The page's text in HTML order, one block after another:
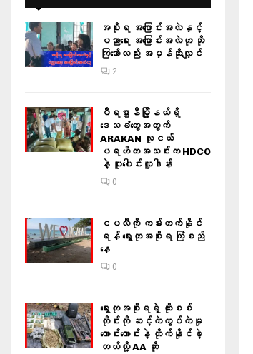
အစိုးရ အပြောင်းအလဲနှင့်
ပညာရေး အပြောင်းအလဲဟု ဆို
ကြသော်လည်း အမှန်ဆိုလျှင်
2
ဝီရဌာနီမြို့နယ်ရှိ‌
ဒေသခံတွေအတွက်
ARAKAN လူငယ်
ပရဟိတအသင်းက HDCO
နဲ့ ပူးပေါင်းလှူဒါန်း
0
ငပလီကို ကမ်းတက်နိုင်
ရန် ရွေးတုအစိုးရ ကြံစည်
နေ
0
ရွေးတုအစိုးရရဲ့ ထိုးစစ်
တိုင်းကို ဆင့်ကဲကွပ်ကဲမှု
ကောင်းကောင်းနဲ့ တိုက်နိုင်ခဲ့
တယ်လို့ AA ဆို